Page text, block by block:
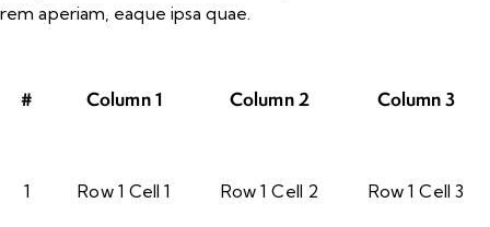
rem aperiam, eaque ipsa quae.
# Column 1 Column 2 Column 3
1 Row 1 Cell 1 Row 1 Cell 2 Row 1 Cell 3